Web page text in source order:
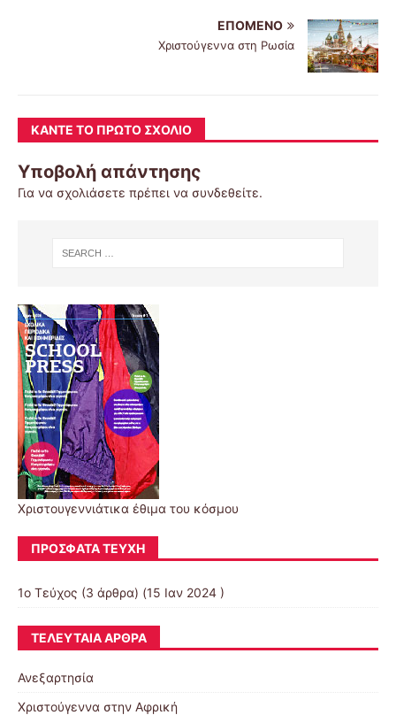
ΕΠΌΜΕΝΟ
Χριστούγεννα στη Ρωσία
ΚΆΝΤΕ ΤΟ ΠΡΏΤΟ ΣΧΌΛΙΟ
Υποβολή απάντησης
Για να σχολιάσετε πρέπει να συνδεθείτε.
Χριστουγεννιάτικα έθιμα του κόσμου
ΠΡΌΣΦΑΤΑ ΤΕΎΧΗ
1ο Τεύχος (3 άρθρα) (15 Ιαν 2024 )
ΤΕΛΕΥΤΑΊΑ ΆΡΘΡΑ
Ανεξαρτησία
Χριστούγεννα στην Αφρική